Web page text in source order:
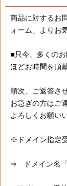
商品に対するお
ォーム」よりお
■只今、多くの
ほどお時間を頂
順次、ご返答さ
お急ぎの方はご
よろしくお願い
※ドメイン指定
⇒ ドメイン名「